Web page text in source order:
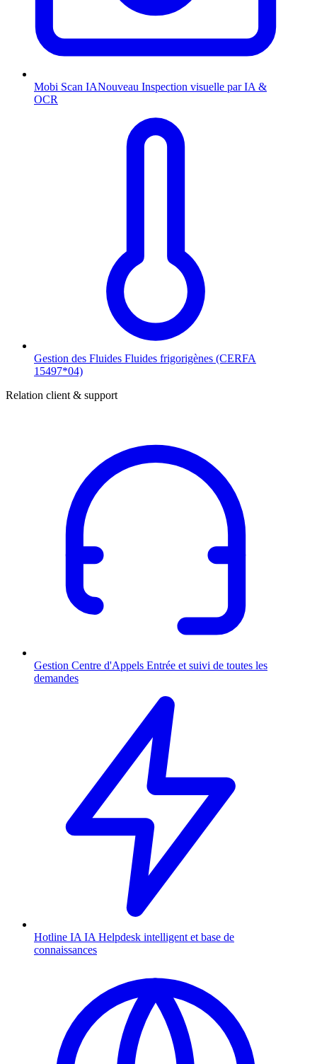
Mobi Scan IANouveau Inspection visuelle par IA &
OCR
Gestion des Fluides Fluides frigorigènes (CERFA
15497*04)
Relation client & support
Gestion Centre d'Appels Entrée et suivi de toutes les
demandes
Hotline IA IA Helpdesk intelligent et base de
connaissances